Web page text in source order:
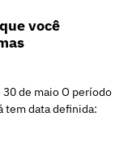
você
de maio O período
tem data definida: